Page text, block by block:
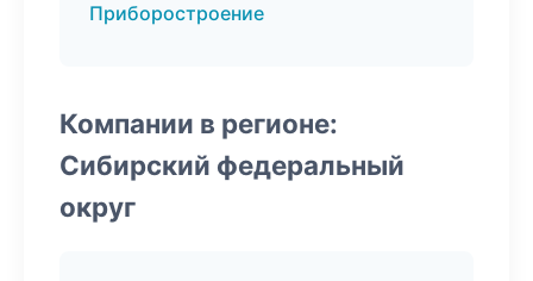
Приборостроение
Компании в регионе:
Сибирский федеральный
округ